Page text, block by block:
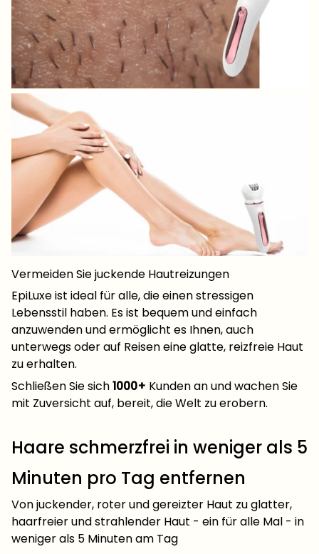
Vermeiden Sie juckende Hautreizungen
EpiLuxe ist ideal für alle, die einen stressigen
Lebensstil haben. Es ist bequem und einfach
anzuwenden und ermöglicht es Ihnen, auch
unterwegs oder auf Reisen eine glatte, reizfreie Haut
zu erhalten.
Schließen Sie sich1000+ Kunden an und wachen Sie
mit Zuversicht auf, bereit, die Welt zu erobern.
Haare schmerzfrei in weniger als 5
Minuten pro Tag entfernen
Von juckender, roter und gereizter Haut zu glatter,
haarfreier und strahlender Haut - ein für alle Mal - in
weniger als 5 Minuten am Tag